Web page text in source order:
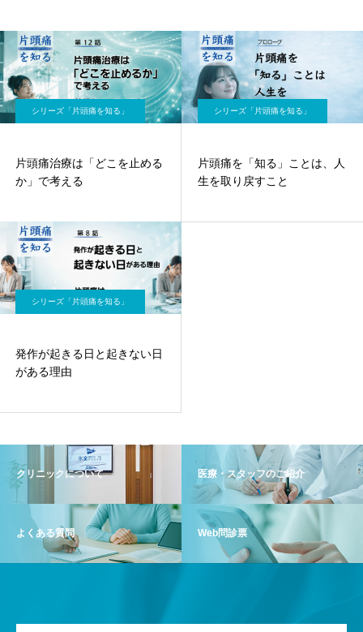
シリーズ「片頭痛を知る」
片頭痛治療は「どこを止める
か」で考える
シリーズ「片頭痛を知る」
片頭痛を「知る」ことは、人
生を取り戻すこと
シリーズ「片頭痛を知る」
発作が起きる日と起きない日
がある理由
クリニックについて 医療・スタッフのご紹介
よくある質問 Web問診票